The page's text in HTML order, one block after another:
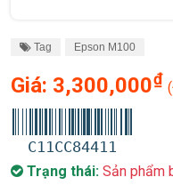
Tag Epson M100
Giá: 3,300,000₫
C11CC84411
Trạng thái: Sản phẩm